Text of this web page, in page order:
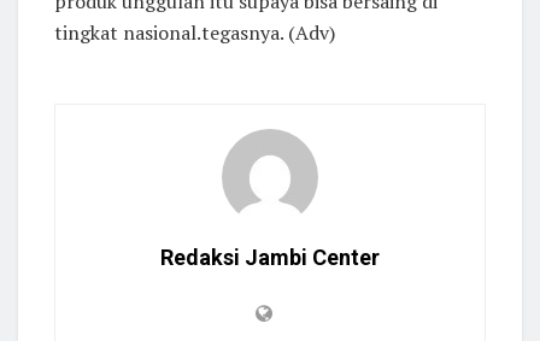
tingkat nasional.tegasnya. (Adv)
Redaksi Jambi Center